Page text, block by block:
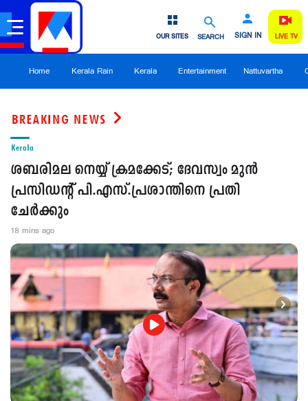
SEARCH SIGN IN
OUR SITES LIVE TV
Home Kerala Rain Kerala Entertainment Nattuvartha
BREAKING NEWS
Kerala
ശബരിമല നെയ്യ് ക്രമക്കേട്; ദേവസ്വം മുന്‍
പ്രസിഡന്‍റ് പി.എസ്.പ്രശാന്തിനെ പ്രതി
ചേര്‍ക്കും
18 mins ago